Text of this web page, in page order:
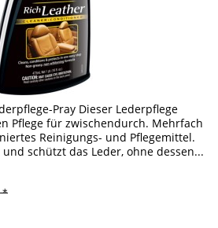
Pray Dieser Lederpflege
Pflege für zwischendurch. Mehrfach
Reinigungs- und Pflegemittel.
schützt das Leder, ohne dessen...
*